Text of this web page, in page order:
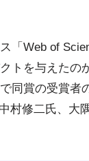
「Web of
トを与えたの
同賞の受賞者
村修二氏、大